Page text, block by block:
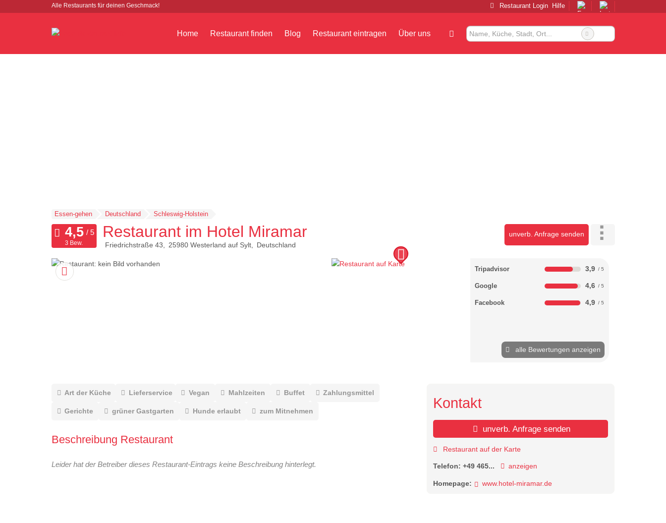
Alle Restaurants für deinen Geschmack! Restaurant Login Hilfe
Home Restaurant finden Blog Restaurant eintragen Über uns
Essen-gehen Deutschland Schleswig-Holstein
Restaurant im Hotel Miramar
Friedrichstraße 43 25980 Westerland auf Sylt Deutschland
unverb. Anfrage senden
3 Bew.
Tripadvisor 3,9
Google 4,6
Facebook 4,9
alle Bewertungen anzeigen
Art der Küche Lieferservice Vegan Mahlzeiten Buffet Zahlungsmittel
Gerichte grüner Gastgarten Hunde erlaubt zum Mitnehmen
Beschreibung Restaurant
Leider hat der Betreiber dieses Restaurant-Eintrags keine Beschreibung hinterlegt.
Kontakt
unverb. Anfrage senden
Restaurant auf der Karte
Telefon:+49 465... anzeigen
Homepage: www.hotel-miramar.de